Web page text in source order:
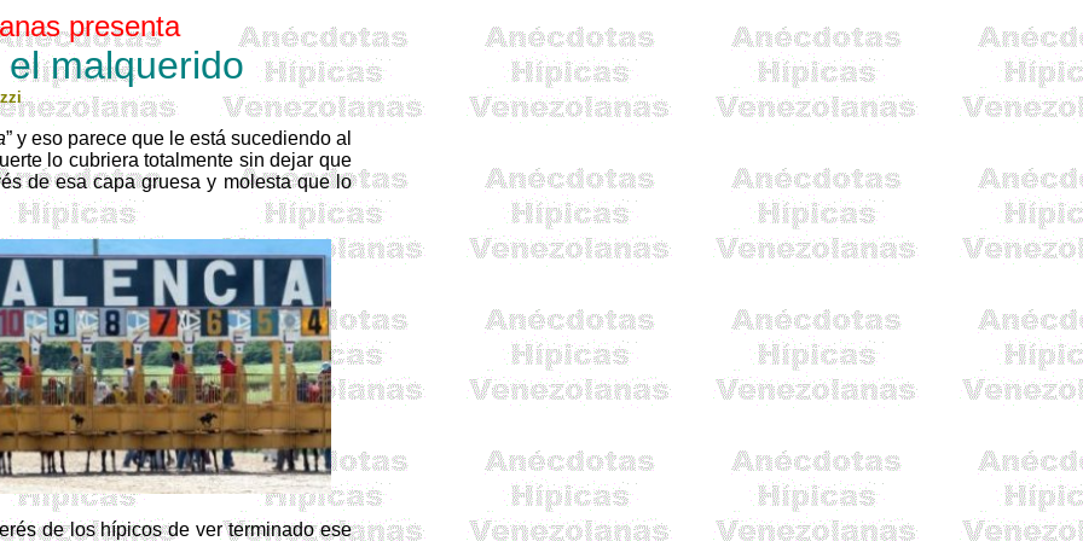
presenta
malquerido
” y eso parece que le está sucediendo al
lo cubriera totalmente sin dejar que
de esa capa gruesa y molesta que lo
de los hípicos de ver terminado ese